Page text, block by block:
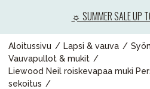
☼ SUMMER SALE UP
Aloitussivu Lapsi & vauva
Vauvapullot & mukit
Liewood Neil roiskevapaa muki
sekoitus
Lasten
Vauvan